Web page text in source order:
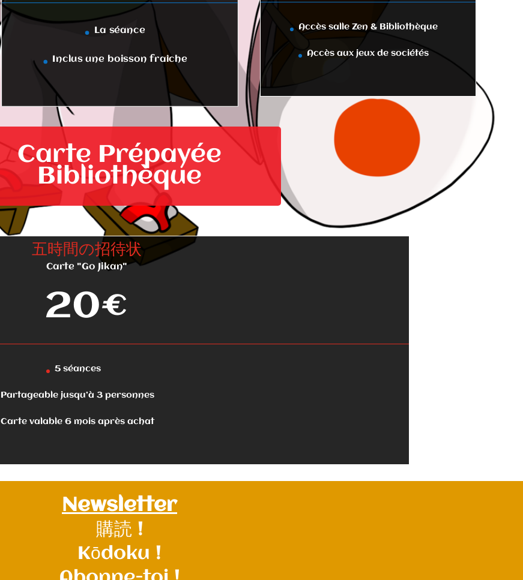
La séance
Inclus une boisson fraîche
Accès salle Zen & Bibliothèque
Accès aux jeux de sociétés
Carte Prépayée
Bibliothèque
五時間の招待状
Carte "Go Jikan"
20€
5 séances
Partageable jusqu’à 3 personnes
Carte valable 6 mois après achat
Newsletter
購読 !
Kōdoku !